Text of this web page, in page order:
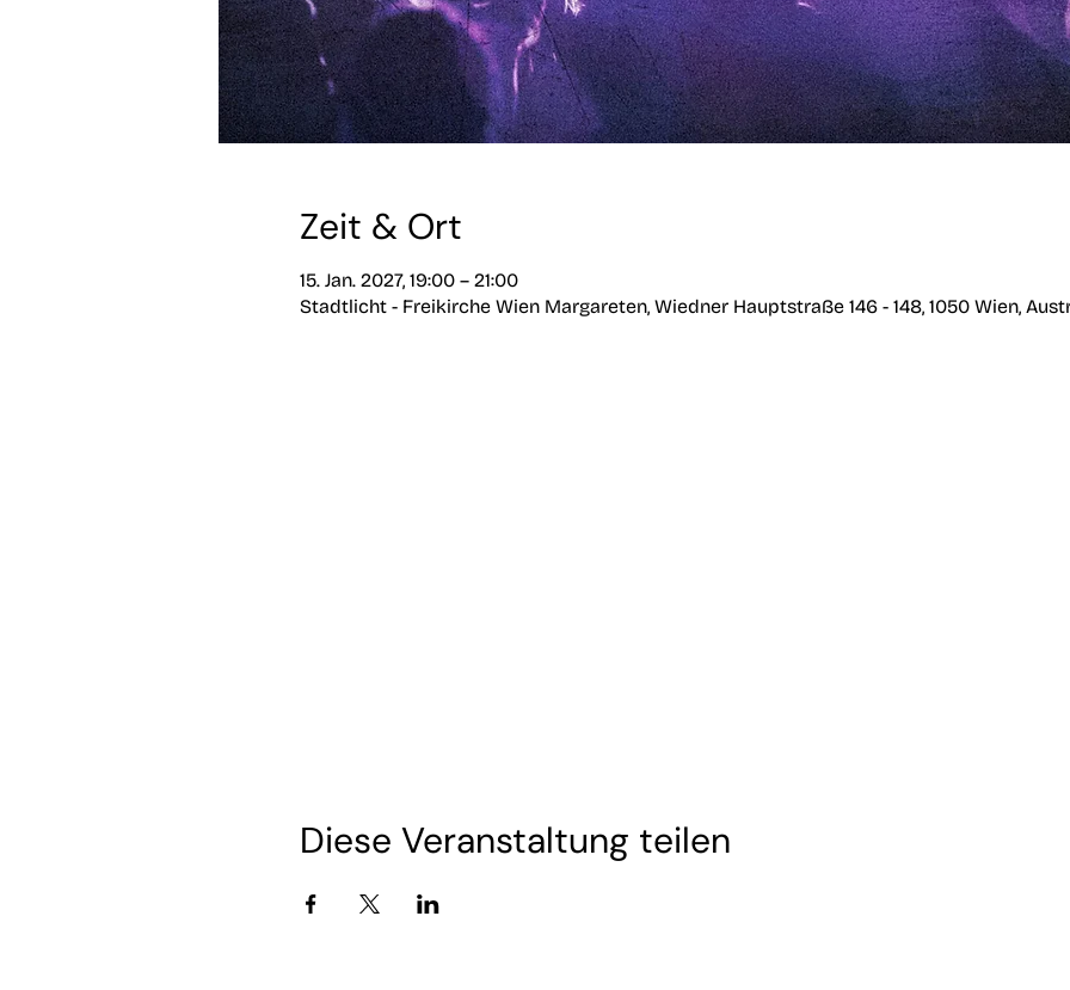
Zeit & Ort
15. Jan. 2027, 19:00 – 21:00
Stadtlicht - Freikirche Wien Margareten, Wiedner Hauptstraße 146 - 148, 1050 Wien,
Diese Veranstaltung teilen